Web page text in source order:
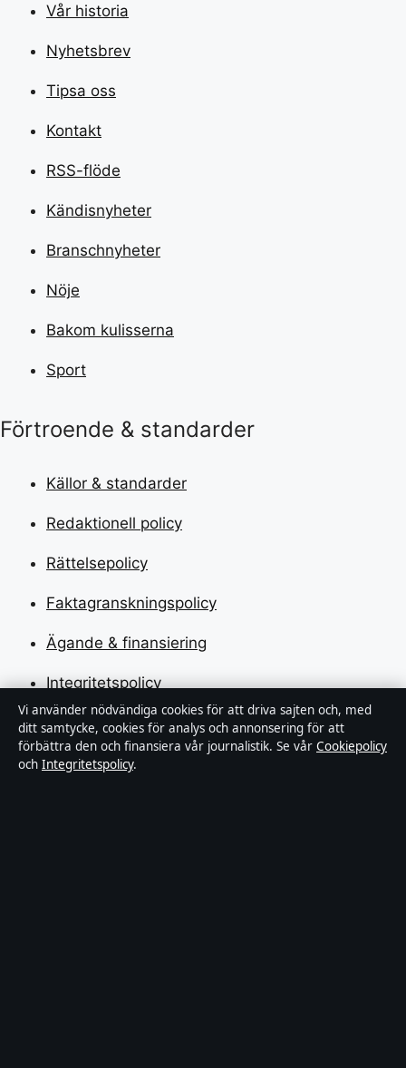
Vår historia
Nyhetsbrev
Tipsa oss
Kontakt
RSS-flöde
Kändisnyheter
Branschnyheter
Nöje
Bakom kulisserna
Sport
Förtroende & standarder
Källor & standarder
Redaktionell policy
Rättelsepolicy
Faktagranskningspolicy
Ägande & finansiering
Integritetspolicy
Cookiepolicy
Kändisar & integritet
Vi använder nödvändiga cookies för att driva sajten och, med
ditt samtycke, cookies för analys och annonsering för att
förbättra den och finansiera vår journalistik. Se vår Cookiepolicy
och Integritetspolicy.